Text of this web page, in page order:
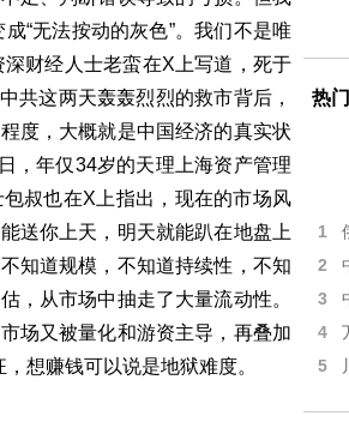
“无法按动的灰色”。我们不是唯
财经人士老蛮在X上写道，死于
共这两天轰轰烈烈的救市背后，
度，大概就是中国经济的真实状
，年仅34岁的天理上海资产管理
叔也在X上指出，现在的市场风
送你上天，明天就能趴在地盘上
知道规模，不知道持续性，不知
，从市场中抽走了大量流动性。
场又被量化和游资主导，再叠加
想赚钱可以说是地狱难度。
热
1
2
3
4
5